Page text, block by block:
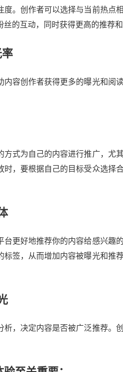
。创作者可以选择与当前热点
的互动，同时获得更高的推荐和
容创作者获得更多的曝光和阅
式为自己的内容进行推广，尤
，要根据自己的目标受众选择
更好地推荐你的内容给感兴趣
签，从而增加内容被曝光和推
，决定内容是否被广泛推荐。